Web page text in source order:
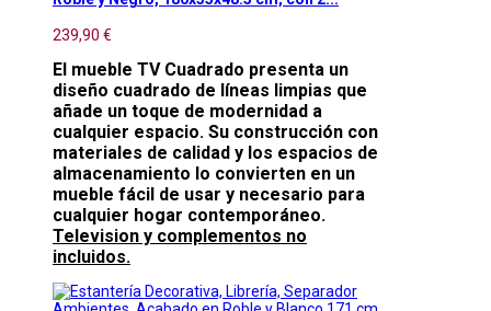
239,90 €
El mueble TV Cuadrado presenta un
diseño cuadrado de líneas limpias que
añade un toque de modernidad a
cualquier espacio. Su construcción con
materiales de calidad y los espacios de
almacenamiento lo convierten en un
mueble fácil de usar y necesario para
cualquier hogar contemporáneo.
Television y complementos no
incluidos.